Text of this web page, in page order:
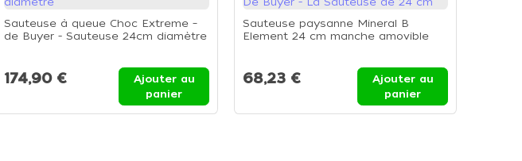
Sauteuse à queue Choc Extreme –
de Buyer - Sauteuse 24cm diamètre
174,90 €
Ajouter au
panier
Sauteuse paysanne Mineral B
Element 24 cm manche amovible
68,23 €
Ajouter au
panier